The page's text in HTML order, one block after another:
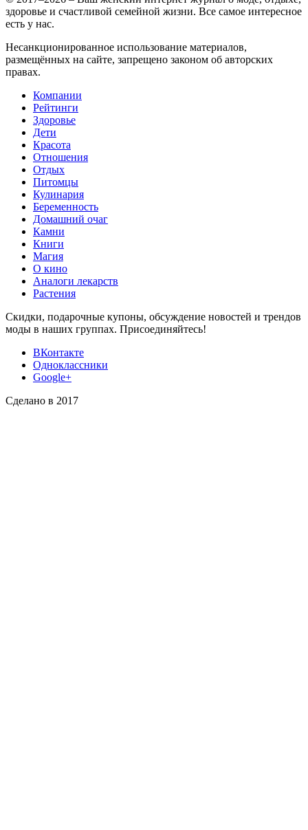
здоровье и счастливой семейной жизни. Все самое интересное
есть у нас.
Несанкционированное использование материалов,
размещённых на сайте, запрещено законом об авторских
правах.
Компании
Рейтинги
Здоровье
Дети
Красота
Отношения
Отдых
Питомцы
Кулинария
Беременность
Домашний очаг
Камни
Книги
Магия
О кино
Аналоги лекарств
Растения
Скидки, подарочные купоны, обсуждение новостей и трендов
моды в наших группах. Присоединяйтесь!
ВКонтакте
Одноклассники
Google+
Сделано в 2017